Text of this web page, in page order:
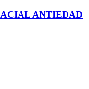
ANTIEDAD